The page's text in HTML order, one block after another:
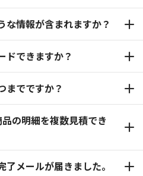
な情報が含まれますか？
ドできますか？
までですか？
の明細を複数見積でき
メールが届きました。